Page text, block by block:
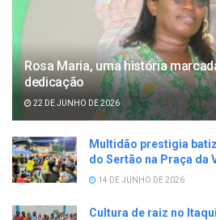
Rosa Maria, uma história
dedicação
22 DE JUNHO DE 2026
Multidão prestigia
do Sertão na Praça da
14 DE JUNHO DE 2026
Cultura de raiz no